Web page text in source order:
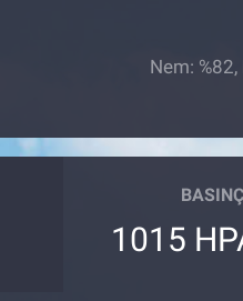
Nem:
BASINÇ
1015